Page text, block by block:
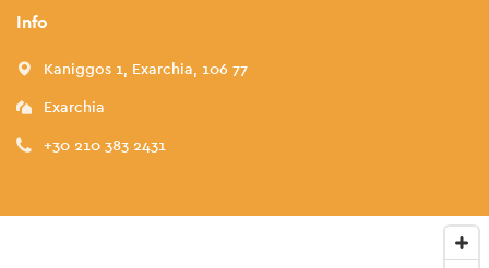
Info
Kaniggos 1, Exarchia, 106 77
Exarchia
+30 210 383 2431